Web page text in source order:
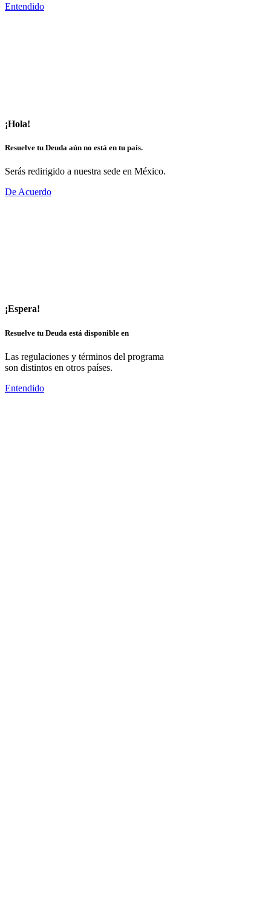
Entendido
¡Hola!
Resuelve tu Deuda aún no está en tu país.
Serás redirigido a nuestra sede en México.
De Acuerdo
¡Espera!
Resuelve tu Deuda está disponible en
Las regulaciones y términos del programa
son distintos en otros países.
Entendido